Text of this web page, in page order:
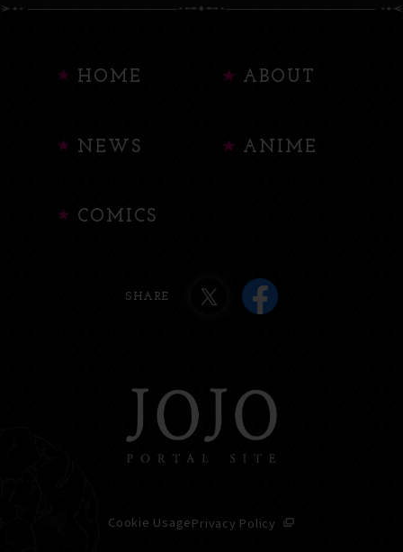
HOME ABOUT
NEWS ANIME
COMICS
SHARE
Cookie UsagePrivacy Policy